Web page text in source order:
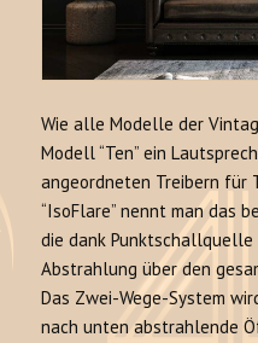
Wie alle Modelle der
Modell “Ten” ein
angeordneten Treibern für
“IsoFlare” nennt man das
die dank
Abstrahlung über den
Das Zwei-Wege-System
nach unten abstrahlende